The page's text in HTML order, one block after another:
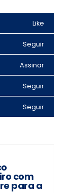
Like
Seguir
Assinar
Seguir
Seguir
com
para a